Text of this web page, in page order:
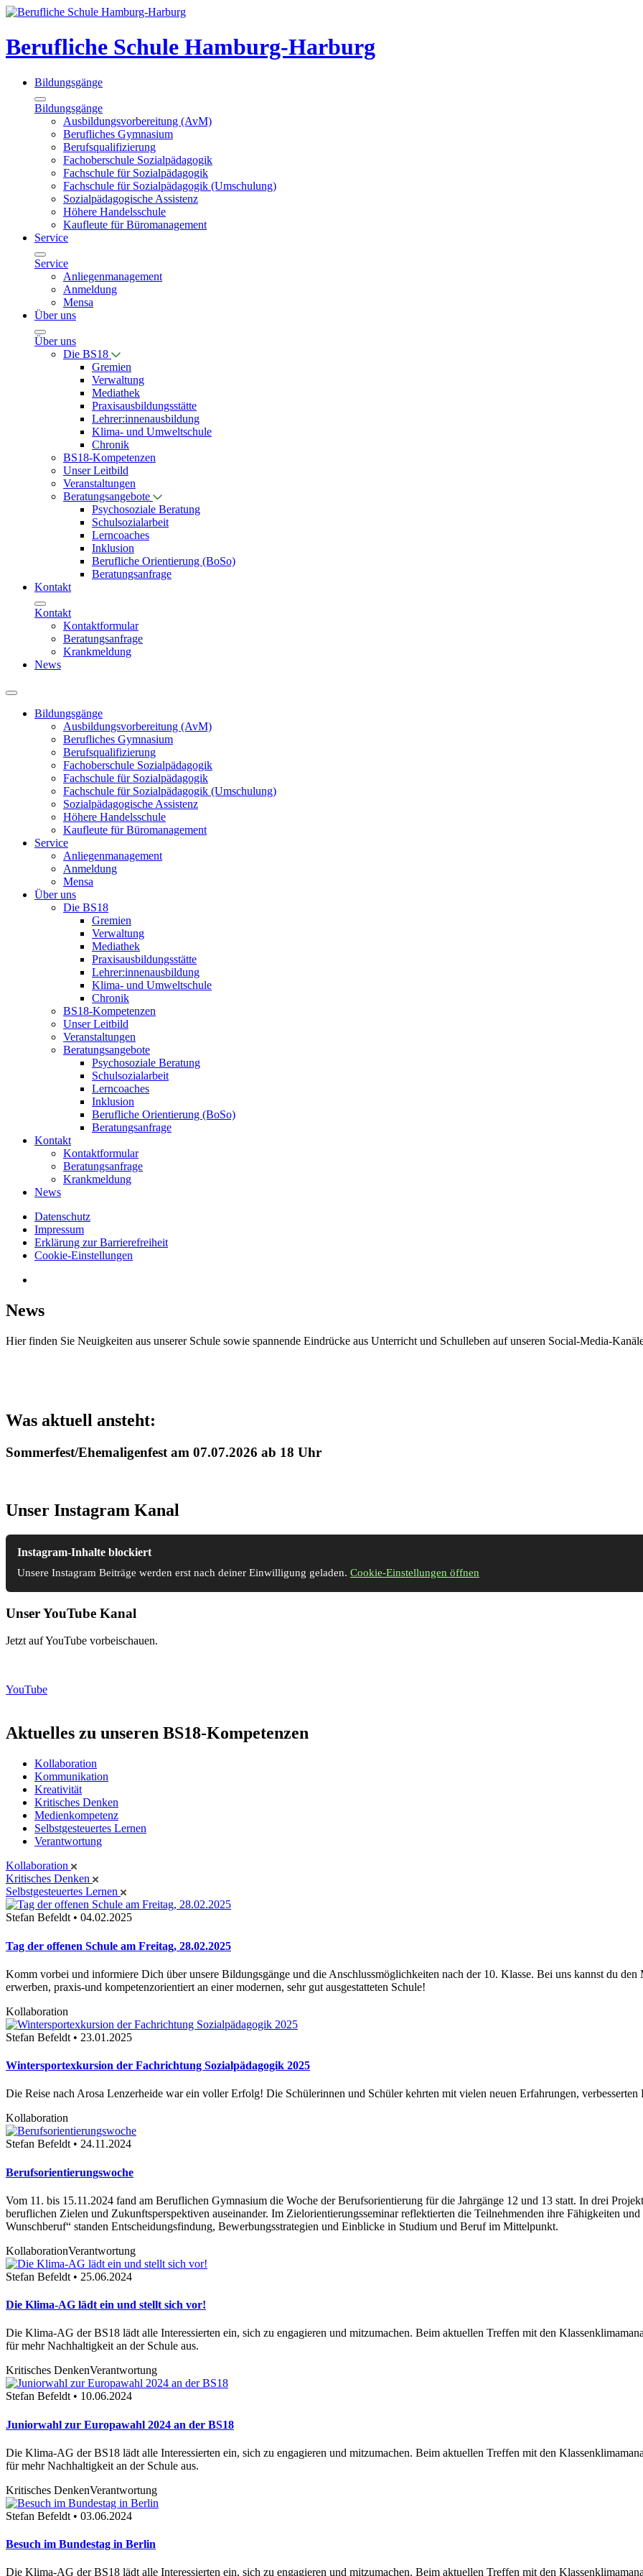
Berufliche Schule Hamburg-Harburg
Bildungsgänge
Bildungsgänge
Ausbildungsvorbereitung (AvM)
Berufliches Gymnasium
Berufsqualifizierung
Fachoberschule Sozialpädagogik
Fachschule für Sozialpädagogik
Fachschule für Sozialpädagogik (Umschulung)
Sozialpädagogische Assistenz
Höhere Handelsschule
Kaufleute für Büromanagement
Service
Service
Anliegenmanagement
Anmeldung
Mensa
Über uns
Über uns
Die BS18
Gremien
Verwaltung
Mediathek
Praxisausbildungsstätte
Lehrer:innenausbildung
Klima- und Umweltschule
Chronik
BS18-Kompetenzen
Unser Leitbild
Veranstaltungen
Beratungsangebote
Psychosoziale Beratung
Schulsozialarbeit
Lerncoaches
Inklusion
Berufliche Orientierung (BoSo)
Beratungsanfrage
Kontakt
Kontakt
Kontaktformular
Beratungsanfrage
Krankmeldung
News
Bildungsgänge
Ausbildungsvorbereitung (AvM)
Berufliches Gymnasium
Berufsqualifizierung
Fachoberschule Sozialpädagogik
Fachschule für Sozialpädagogik
Fachschule für Sozialpädagogik (Umschulung)
Sozialpädagogische Assistenz
Höhere Handelsschule
Kaufleute für Büromanagement
Service
Anliegenmanagement
Anmeldung
Mensa
Über uns
Die BS18
Gremien
Verwaltung
Mediathek
Praxisausbildungsstätte
Lehrer:innenausbildung
Klima- und Umweltschule
Chronik
BS18-Kompetenzen
Unser Leitbild
Veranstaltungen
Beratungsangebote
Psychosoziale Beratung
Schulsozialarbeit
Lerncoaches
Inklusion
Berufliche Orientierung (BoSo)
Beratungsanfrage
Kontakt
Kontaktformular
Beratungsanfrage
Krankmeldung
News
Datenschutz
Impressum
Erklärung zur Barrierefreiheit
Cookie-Einstellungen
News
Hier finden Sie Neuigkeiten aus unserer Schule sowie spannende Eindrücke aus Unterricht und Schulleben auf unseren Social-Media-
Was aktuell ansteht:
Sommerfest/Ehemaligenfest am 07.07.2026 ab 18 Uhr
Unser Instagram Kanal
Instagram-Inhalte blockiert
Unsere Instagram Beiträge werden erst nach deiner Einwilligung geladen. Cookie-Einstellungen öffnen
Unser YouTube Kanal
Jetzt auf YouTube vorbeischauen.
YouTube
Aktuelles zu unseren BS18-Kompetenzen
Kollaboration
Kommunikation
Kreativität
Kritisches Denken
Medienkompetenz
Selbstgesteuertes Lernen
Verantwortung
Kollaboration
Kritisches Denken
Selbstgesteuertes Lernen
Stefan Befeldt • 04.02.2025
Tag der offenen Schule am Freitag, 28.02.2025
Komm vorbei und informiere Dich über unsere Bildungsgänge und die Anschlussmöglichkeiten nach der 10. Klasse. Bei uns kannst du
erwerben, praxis-und kompetenzorientiert an einer modernen, sehr gut ausgestatteten Schule!
Kollaboration
Stefan Befeldt • 23.01.2025
Wintersportexkursion der Fachrichtung Sozialpädagogik 2025
Die Reise nach Arosa Lenzerheide war ein voller Erfolg! Die Schülerinnen und Schüler kehrten mit vielen neuen Erfahrungen,
Kollaboration
Stefan Befeldt • 24.11.2024
Berufsorientierungswoche
Vom 11. bis 15.11.2024 fand am Beruflichen Gymnasium die Woche der Berufsorientierung für die Jahrgänge 12 und 13 statt. In drei
beruflichen Zielen und Zukunftsperspektiven auseinander. Im Zielorientierungsseminar reflektierten die Teilnehmenden ihre Fähigkeiten
Wunschberuf“ standen Entscheidungsfindung, Bewerbungsstrategien und Einblicke in Studium und Beruf im Mittelpunkt.
KollaborationVerantwortung
Stefan Befeldt • 25.06.2024
Die Klima-AG lädt ein und stellt sich vor!
Die Klima-AG der BS18 lädt alle Interessierten ein, sich zu engagieren und mitzumachen. Beim aktuellen Treffen mit den
für mehr Nachhaltigkeit an der Schule aus.
Kritisches DenkenVerantwortung
Stefan Befeldt • 10.06.2024
Juniorwahl zur Europawahl 2024 an der BS18
Die Klima-AG der BS18 lädt alle Interessierten ein, sich zu engagieren und mitzumachen. Beim aktuellen Treffen mit den
für mehr Nachhaltigkeit an der Schule aus.
Kritisches DenkenVerantwortung
Stefan Befeldt • 03.06.2024
Besuch im Bundestag in Berlin
Die Klima-AG der BS18 lädt alle Interessierten ein, sich zu engagieren und mitzumachen. Beim aktuellen Treffen mit den